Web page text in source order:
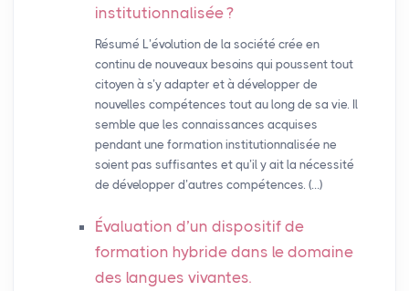
institutionnalisée?
Résumé L’évolution de la société crée en
continu de nouveaux besoins qui poussent tout
citoyen à s’y adapter et à développer de
nouvelles compétences tout au long de sa vie. Il
semble que les connaissances acquises
pendant une formation institutionnalisée ne
soient pas suffisantes et qu’il y ait la nécessité
de développer d’autres compétences. (…)
Évaluation d’un dispositif de
formation hybride dans le domaine
des langues vivantes.